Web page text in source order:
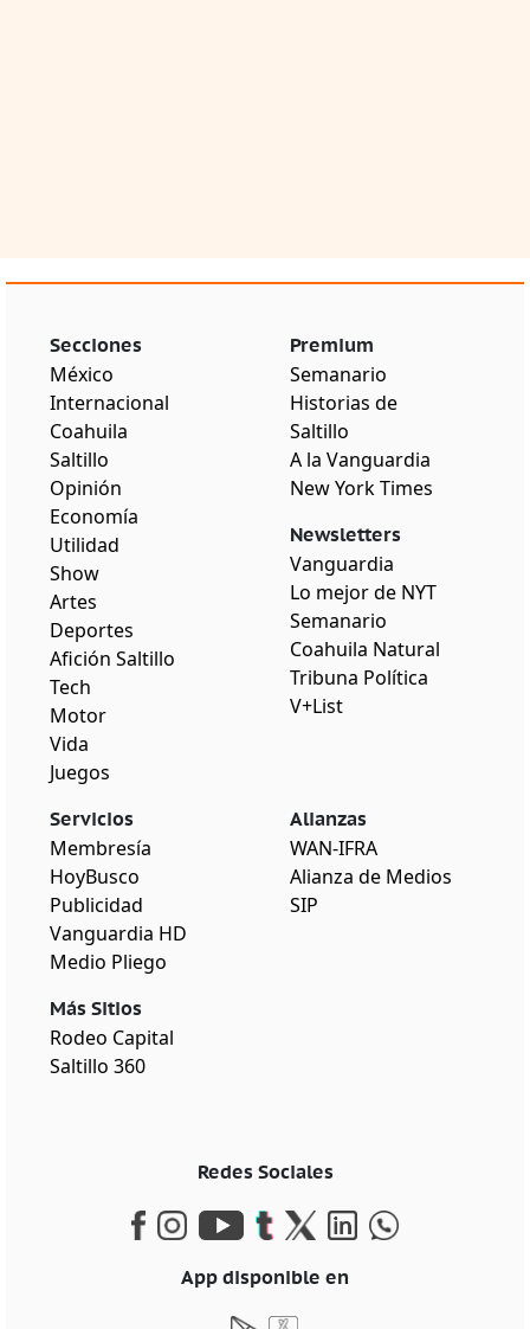
Secciones
México
Internacional
Coahuila
Saltillo
Opinión
Economía
Utilidad
Show
Artes
Deportes
Afición Saltillo
Tech
Motor
Vida
Juegos
Premium
Semanario
Historias de
Saltillo
A la Vanguardia
New York Times
Newsletters
Vanguardia
Lo mejor de NYT
Semanario
Coahuila Natural
Tribuna Política
V+List
Servicios
Membresía
HoyBusco
Publicidad
Vanguardia HD
Medio Pliego
Más Sitios
Rodeo Capital
Saltillo 360
Alianzas
WAN-IFRA
Alianza de Medios
SIP
Redes Sociales
App disponible en